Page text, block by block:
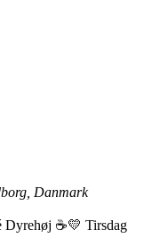
Danmark
Dyrehøj ☕💛 Tirsdag